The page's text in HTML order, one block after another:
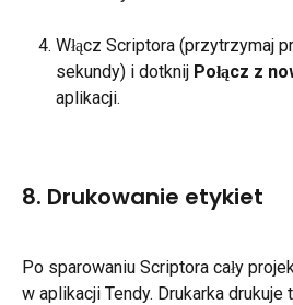
Włącz Scriptora (przytrzymaj
sekundy) i dotknij Połącz z
aplikacji.
8. Drukowanie etykiet
Po sparowaniu Scriptora cały
w aplikacji Tendy. Drukarka drukuje